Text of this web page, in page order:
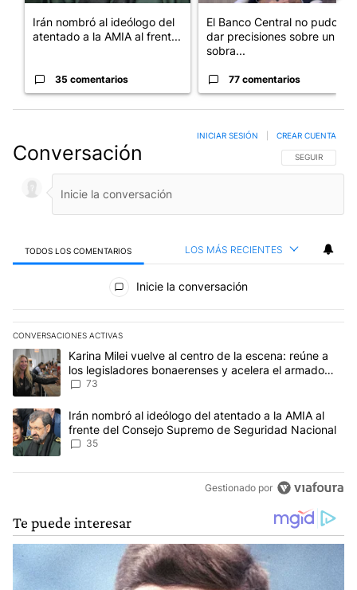
Irán nombró al ideólogo del
atentado a la AMIA al frent...
35 comentarios
El Banco Central no pudo
dar precisiones sobre un
sobra...
77 comentarios
Conversación SIGA ESTA
SEGUIR
INICIAR SESIÓN CREAR CUENTA
TODOS LOS COMENTARIOS LOS MÁS RECIENTES
Todos los comentarios
Inicie la conversación
CONVERSACIONES ACTIVAS
Este listado muestra los artículos con más comentarios en los
Un artículo de tendencia con el título "Karina Milei vuelve al
Karina Milei vuelve al centro de la escena: reúne a
los legisladores bonaerenses y acelera el armado
para 2027
73
Un artículo de tendencia con el título "Irán nombró al ideólogo
Irán nombró al ideólogo del atentado a la AMIA al
frente del Consejo Supremo de Seguridad Nacional
35
Gestionado por